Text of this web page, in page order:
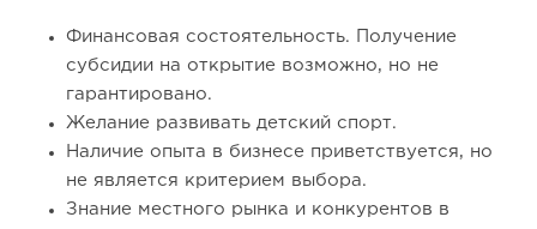
Coffee Way приступил к масштабированию собственной
модели производства...
Финансовая состоятельность. Получение
субсидии на открытие возможно, но не
гарантировано.
Желание развивать детский спорт.
Наличие опыта в бизнесе приветствуется, но
не является критерием выбора.
Знание местного рынка и конкурентов в